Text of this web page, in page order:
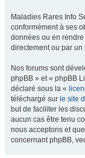
Maladies Rares Info
conformément à ses
données ou en rendre
directement ou par un
Nos forums sont
phpBB » et « phpBB
déclaré sous la «
téléchargé sur le site
but de faciliter les
aucun cas être tenu
nous acceptons et
concernant phpBB,